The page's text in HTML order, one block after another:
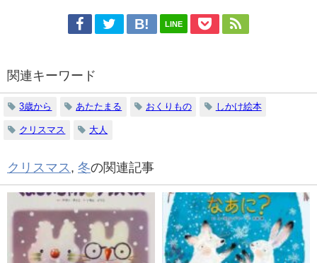
LINE
関連キーワード
3歳から あたたまる おくりもの しかけ絵本
クリスマス 大人
クリスマス 冬の関連記事